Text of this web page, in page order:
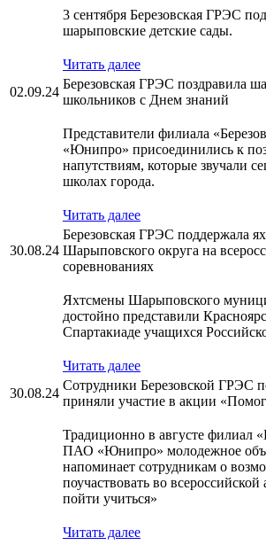
3 сентября Березовская ГРЭС
шарыповские детские сады.
Читать далее
02.09.24
Березовская ГРЭС поздравила
школьников с Днем знаний
Представители филиала
«Юнипро» присоединились к
напутствиям, которые звучали
школах города.
Читать далее
30.08.24
Березовская ГРЭС поддержала
Шарыповского округа на
соревнованиях
Яхтсмены Шарыповского
достойно представили
Спартакиаде учащихся
Читать далее
30.08.24
Сотрудники Березовской ГРЭС
приняли участие в акции
Традиционно в августе филиал
ПАО «Юнипро» молодежное
напоминает сотрудникам о
поучаствовать во
пойти учиться»
Читать далее